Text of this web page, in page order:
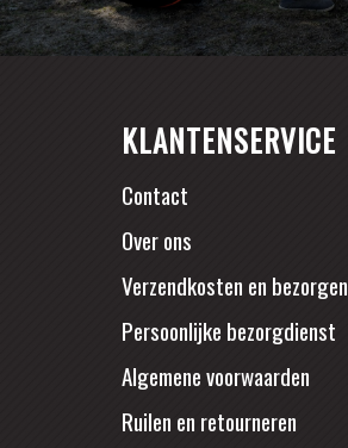
KLANTENSERVICE
Contact
Over ons
Verzendkosten en bezorgen
Persoonlijke bezorgdienst
Algemene voorwaarden
Ruilen en retourneren